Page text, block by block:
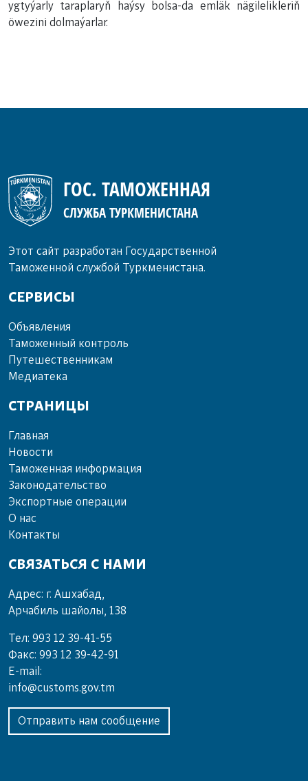
ygtyýarly taraplaryň haýsy bolsa-da emläk nägilelikleriň
öwezini dolmaýarlar.
ГОС. ТАМОЖЕННАЯ
СЛУЖБА ТУРКМЕНИСТАНА
Этот сайт разработан Государственной
Таможенной службой Туркменистана.
СЕРВИСЫ
Объ­яв­ле­ния
Та­мо­жен­ный кон­троль
Пу­те­шест­вен­ни­кам
Ме­диа­те­ка
СТРАНИЦЫ
Главная
Новости
Таможенная информация
Законодательство
Экспортные операции
О нас
Контакты
СВЯЗАТЬСЯ С НАМИ
Адрес: г. Ашхабад,
Арчабиль шайолы, 138
Тел: 993 12 39-41-55
Факс: 993 12 39-42-91
E-mail:
info@customs.gov.tm
Отправить нам сообщение